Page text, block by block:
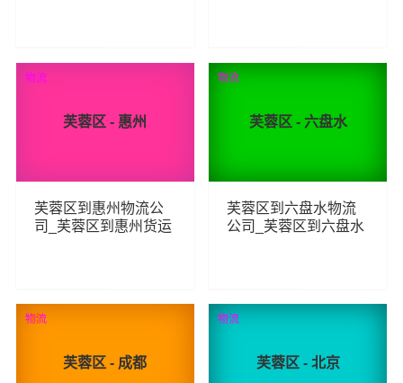
104 查看详细 203 查看详细
芙蓉区 - 惠州
芙蓉区到惠州物流公
司_芙蓉区到惠州货运
90 查看详细
物流
芙蓉区 - 六盘水
芙蓉区到六盘水物流
公司_芙蓉区到六盘水
83 查看详细
物流
芙蓉区 - 成都
物流
荐
芙蓉区 - 北京
物流